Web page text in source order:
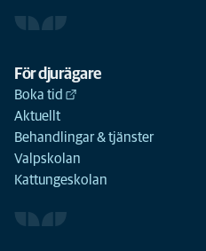
För djurägare
Boka tid
Aktuellt
Behandlingar & tjänster
Valpskolan
Kattungeskolan